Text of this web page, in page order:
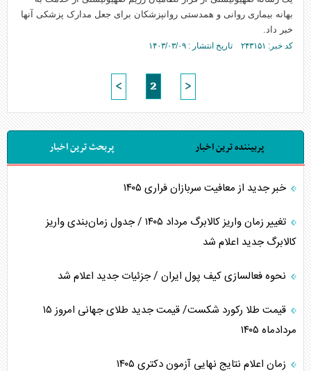
بهانه بیماری روانی و همدستی روانپزشکان برای جعل مدارک پزشکی آنها
خبر داد.
کد خبر: ۲۴۳۱۵۱ تاریخ انتشار : ۱۴۰۳/۰۳/۰۹
< 2 >
پربیننده ترین اخبار پربحث ترین اخبار
خبر جدید از معافیت سربازان فراری ۱۴۰۵
تغییر زمان واریز کالابرگ مرداد ۱۴۰۵ / جدول زمان‌بندی واریز
کالابرگ جدید اعلام شد
نحوه فعالسازی کیف پول ایران / جزئیات جدید اعلام شد
قیمت طلا رکورد شکست/ قیمت جدید طلای جهانی امروز ۱۵
مردادماه ۱۴۰۵
زمان اعلام نتایج نهایی آزمون دکتری ۱۴۰۵